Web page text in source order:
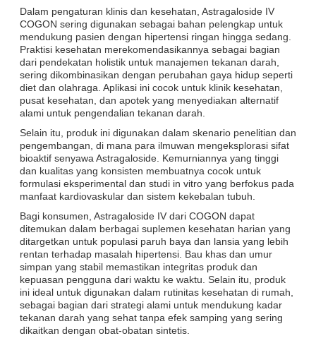
Dalam pengaturan klinis dan kesehatan, Astragaloside IV
COGON sering digunakan sebagai bahan pelengkap untuk
mendukung pasien dengan hipertensi ringan hingga sedang.
Praktisi kesehatan merekomendasikannya sebagai bagian
dari pendekatan holistik untuk manajemen tekanan darah,
sering dikombinasikan dengan perubahan gaya hidup seperti
diet dan olahraga. Aplikasi ini cocok untuk klinik kesehatan,
pusat kesehatan, dan apotek yang menyediakan alternatif
alami untuk pengendalian tekanan darah.
Selain itu, produk ini digunakan dalam skenario penelitian dan
pengembangan, di mana para ilmuwan mengeksplorasi sifat
bioaktif senyawa Astragaloside. Kemurniannya yang tinggi
dan kualitas yang konsisten membuatnya cocok untuk
formulasi eksperimental dan studi in vitro yang berfokus pada
manfaat kardiovaskular dan sistem kekebalan tubuh.
Bagi konsumen, Astragaloside IV dari COGON dapat
ditemukan dalam berbagai suplemen kesehatan harian yang
ditargetkan untuk populasi paruh baya dan lansia yang lebih
rentan terhadap masalah hipertensi. Bau khas dan umur
simpan yang stabil memastikan integritas produk dan
kepuasan pengguna dari waktu ke waktu. Selain itu, produk
ini ideal untuk digunakan dalam rutinitas kesehatan di rumah,
sebagai bagian dari strategi alami untuk mendukung kadar
tekanan darah yang sehat tanpa efek samping yang sering
dikaitkan dengan obat-obatan sintetis.